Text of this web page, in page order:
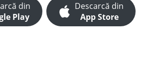
din
Play
Descarcă din
App Store